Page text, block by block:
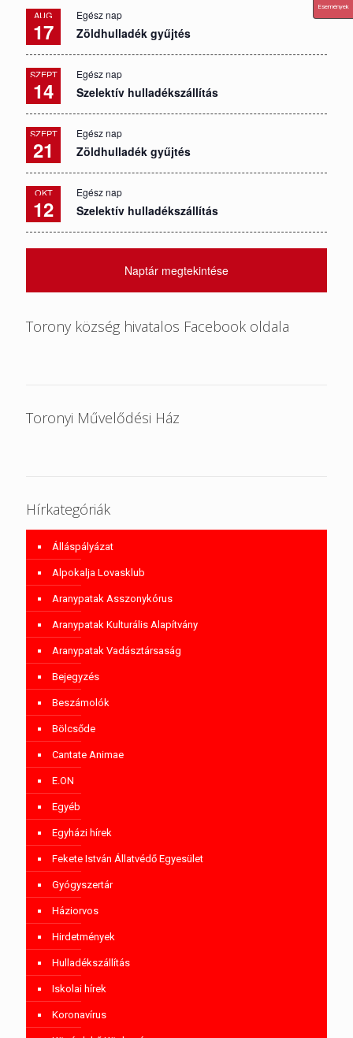
AUG
17
Egész nap
Zöldhulladék gyűjtés
SZEPT
14
Egész nap
Szelektív hulladékszállítás
SZEPT
21
Egész nap
Zöldhulladék gyűjtés
OKT
12
Egész nap
Szelektív hulladékszállítás
Naptár megtekintése
Torony község hivatalos Facebook oldala
Toronyi Művelődési Ház
Hírkategóriák
Álláspályázat
Alpokalja Lovasklub
Aranypatak Asszonykórus
Aranypatak Kulturális Alapítvány
Aranypatak Vadásztársaság
Bejegyzés
Beszámolók
Bölcsőde
Cantate Animae
E.ON
Egyéb
Egyházi hírek
Fekete István Állatvédő Egyesület
Gyógyszertár
Háziorvos
Hirdetmények
Hulladékszállítás
Iskolai hírek
Koronavírus
Események